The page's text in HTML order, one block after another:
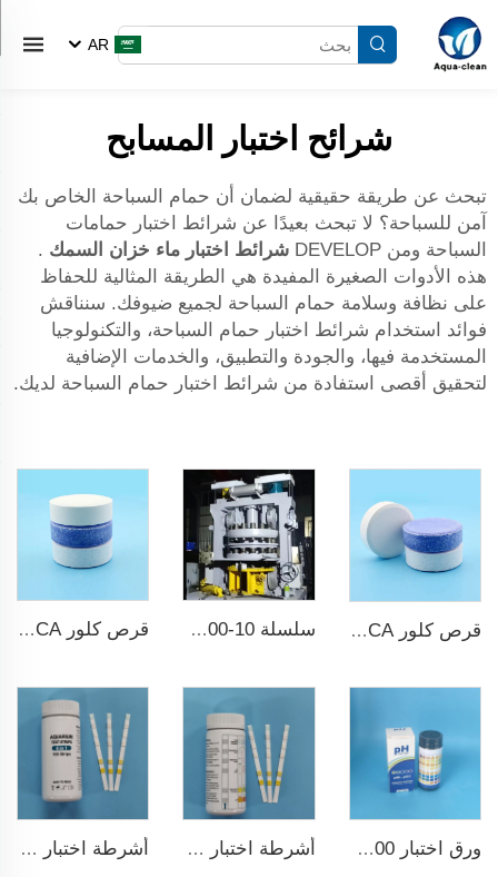
AR
شرائح اختبار المسابح
تبحث عن طريقة حقيقية لضمان أن حمام السباحة الخاص بك
آمن للسباحة؟ لا تبحث بعيدًا عن شرائط اختبار حمامات
السباحة ومن DEVELOP
شرائط اختبار ماء خزان السمك .
هذه الأدوات الصغيرة المفيدة هي الطريقة المثالية للحفاظ
على نظافة وسلامة حمام السباحة لجميع ضيوفك. سنناقش
فوائد استخدام شرائط اختبار حمام السباحة، والتكنولوجيا
المستخدمة فيها، والجودة والتطبيق، والخدمات الإضافية
لتحقيق أقصى استفادة من شرائط اختبار حمام السباحة لديك.
قرص كلور TCCA لتعقيم المياه سلسلة ZPS100-10 ضاغط أقراص دوارة كبير قرص كلور TCCA لتعقيم المياه قياس 3 بوصات حمض ثلاثي الكلور إيزوسيانوريك
ورق اختبار pH ph0-ph14 100شريط لاختبار مسبح السباحة أشرطة اختبار ماء مسبح 7 في 1 أشرطة اختبار خزان السمك عالية الجودة 6 في 1 لمزرعة الأسماك